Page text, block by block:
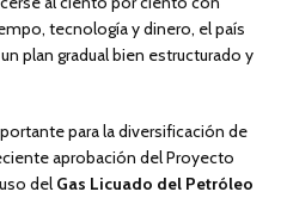
tecnología y dinero, el país
plan gradual bien estructurado y
para la diversificación de
aprobación del Proyecto
del Gas Licuado del Petróleo